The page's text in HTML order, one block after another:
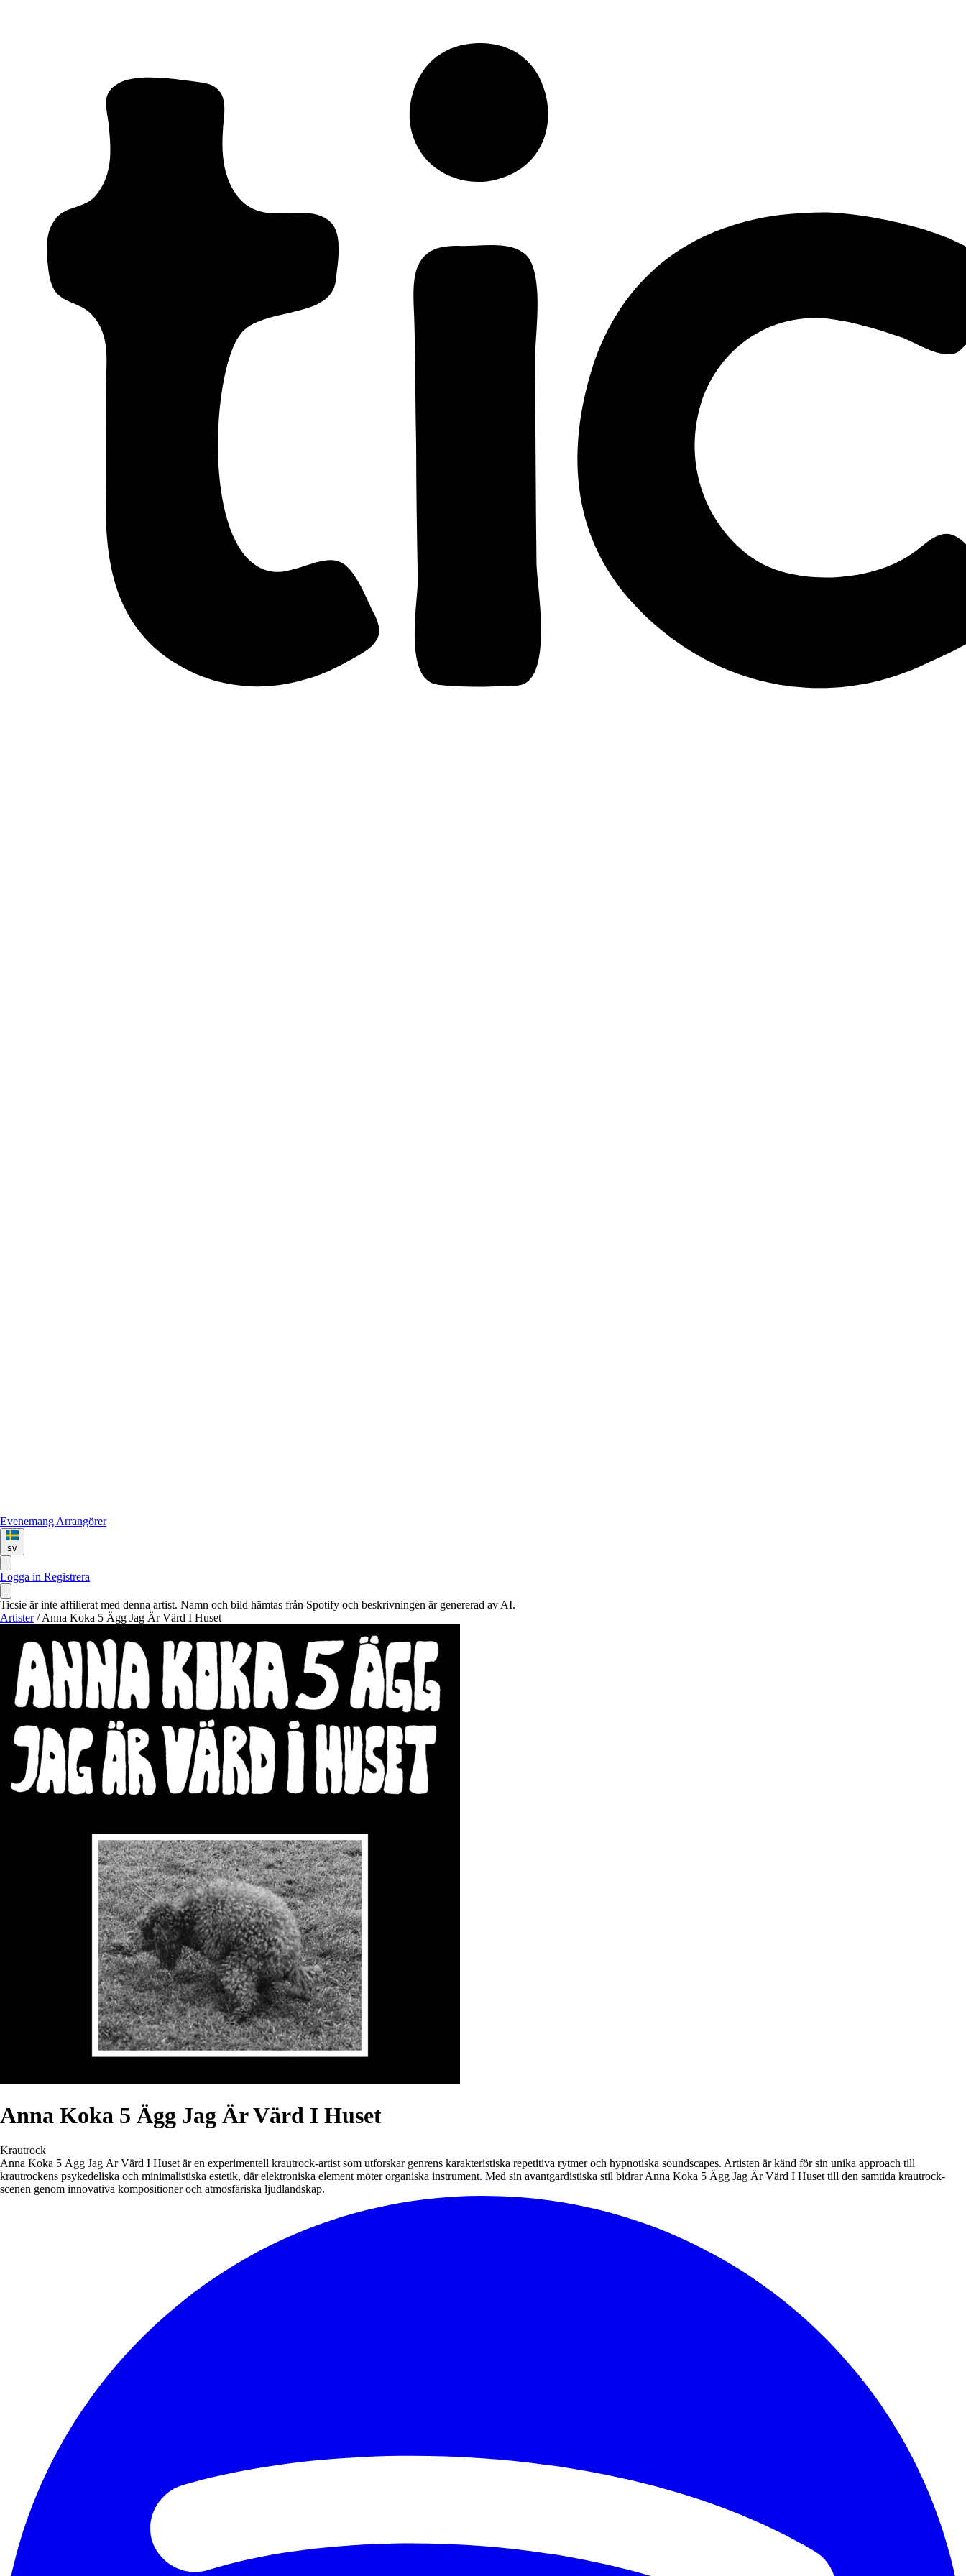
Evenemang Arrangörer
sv
Logga in Registrera
Ticsie är inte affilierat med denna artist. Namn och bild hämtas från Spotify och beskrivningen är genererad av AI.
Artister / Anna Koka 5 Ägg Jag Är Värd I Huset
Anna Koka 5 Ägg Jag Är Värd I Huset
Krautrock
Anna Koka 5 Ägg Jag Är Värd I Huset är en experimentell krautrock-artist som utforskar genrens karakteristiska repetitiva rytmer och hypnotiska soundscapes. Artisten är känd för sin unika approach till
krautrockens psykedeliska och minimalistiska estetik, där elektroniska element möter organiska instrument. Med sin avantgardistiska stil bidrar Anna Koka 5 Ägg Jag Är Värd I Huset till den samtida krautrock-
scenen genom innovativa kompositioner och atmosfäriska ljudlandskap.